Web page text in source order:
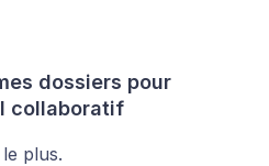
dossiers pour
collaboratif
plus.